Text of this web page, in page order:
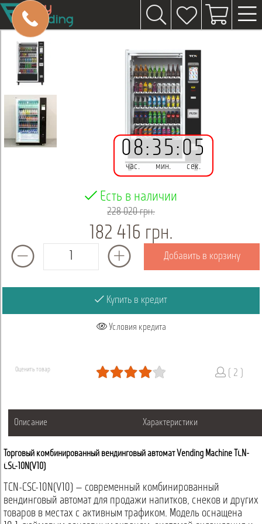
08
час.
: 35
мин.
:05
сек.
Есть в наличии
228 020 грн.
182 416 грн.
Добавить в корзину
Купить в кредит
Условия кредита
Оценить товар ( 2 )
Описание Характеристики
Торговый комбинированный вендинговый автомат Vending Machine TCN-
CSC-10N(V10)
TCN-CSC-10N(V10) — современный комбинированный
вендинговый автомат для продажи напитков, снеков и других
товаров в местах с активным трафиком. Модель оснащена